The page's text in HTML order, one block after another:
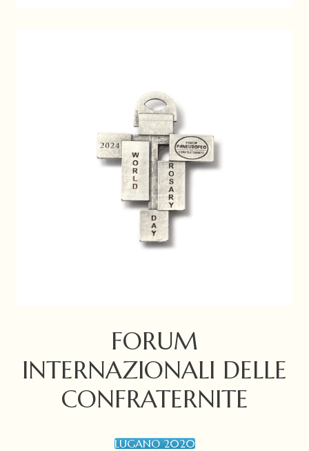
FORUM
INTERNAZIONALI DELLE
CONFRATERNITE
LUGANO 2020